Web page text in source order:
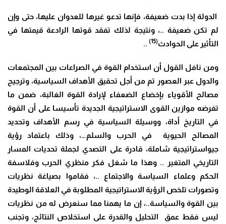
الدولة إذا بدت ضعيفة، فإنها تدعو غيرها للعدوان عليها، حتى وإن
لم تكن ضعيفة ..، ونتيجة لذلك تفقد قوتها الرادعة قيمتها في
التأثير على الحوادث(15)
..
ومن نافل القول أن استخدام القوة في الصراعات بين المجتمعات
والدول عبر العصور تم من أجل تحقيق الأهداف السياسية، وترجيح
مصالح الأقوياء بإخضاع الضعفاء لإرادة القوة الغالبة، ضمن ما
تفرضه موازين القوى الاستراتيجية الجديدة تأسيسا على أن القوة
في التاريخ أداة، ووسيلة السياسية في رسم الأهداف وتحديد
المصالح الحيوية في الحرب والسلم…، وذلك باعتماد رؤية
جيواستراتيجية شاملة، قادرة على التصدي لجملة تحديات المسار
التاريخي المتغير .. وهذا ما شغل فكر منظري الحرب وفلاسفة
الحكم وعلماء السياسة والاجتماع ..، فقاموا بصياغة نظريات
وتصورات تلخص الرؤية الاستراتيجية المطلوبة في العلاقة الوطيدة
بين القوة والسياسة..، إن ما يهمنا مما سنعرض له من نظريات
ليس فقط عمق التحليل والقدرة على استخلاص النتائج، وتجنب